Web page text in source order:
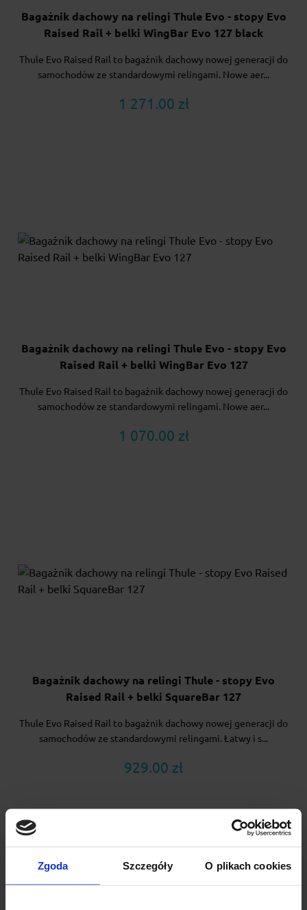
Zgoda Szczegóły O plikach cookies
Bagażnik dachowy na relingi Thule Evo - stopy Evo
Raised Rail + belki WingBar Evo 127 black
Thule Evo Raised Rail to bagażnik dachowy nowej generacji do
samochodów ze standardowymi relingami. Nowe aer...
1 271.00 zł
Bagażnik dachowy na relingi Thule Evo - stopy Evo
Raised Rail + belki WingBar Evo 127
Thule Evo Raised Rail to bagażnik dachowy nowej generacji do
samochodów ze standardowymi relingami. Nowe aer...
1 070.00 zł
Bagażnik dachowy na relingi Thule - stopy Evo
Raised Rail + belki SquareBar 127
Thule Evo Raised Rail to bagażnik dachowy nowej generacji do
samochodów ze standardowymi relingami. Łatwy i s...
929.00 zł